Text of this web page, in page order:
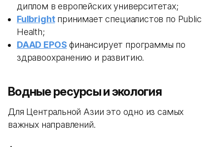
диплом в европейских университетах;
Fulbrightпринимает специалистов по Public
Health;
DAAD EPOS финансирует программы по
здравоохранению и развитию.
Водные ресурсы и экология
Для Центральной Азии это одно из самых
важных направлений.